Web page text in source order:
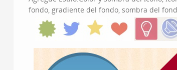
fondo, gradiente del fondo, sombra del